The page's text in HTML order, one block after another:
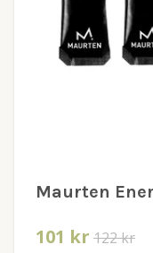
Maurten
101 kr 122 kr